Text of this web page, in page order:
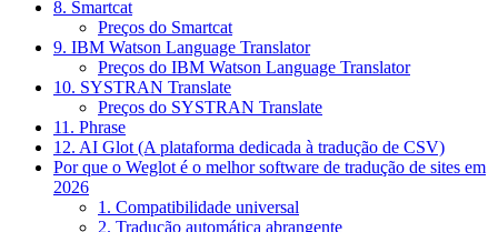
8. Smartcat
Preços do Smartcat
9. IBM Watson Language Translator
Preços do IBM Watson Language Translator
10. SYSTRAN Translate
Preços do SYSTRAN Translate
11. Phrase
12. AI Glot (A plataforma dedicada à tradução de CSV)
Por que o Weglot é o melhor software de tradução de sites em
2026
1. Compatibilidade universal
2. Tradução automática abrangente